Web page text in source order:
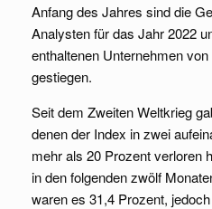
Anfang des Jahres sind die
Analysten für das Jahr 2022
enthaltenen Unternehmen
gestiegen.
Seit dem Zweiten Weltkrieg
denen der Index in zwei
mehr als 20 Prozent verloren
in den folgenden zwölf
waren es 31,4 Prozent,